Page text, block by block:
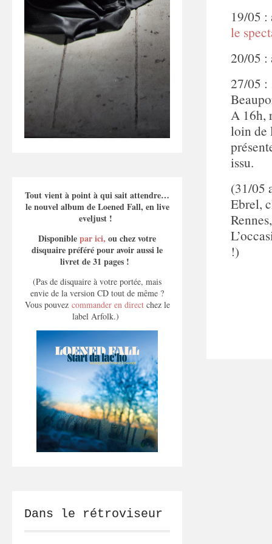
Tout vient à point à qui sait attendre…
le nouvel album de Loened Fall, en live
eveljust !
Disponiblepar ici, ou chez votre
disquaire préféré pour avoir aussi le
livret de 31 pages !
(Pas de disquaire à votre portée, mais
envie de la version CD tout de même ?
Vous pouvezcommander en directchez le
label Arfolk.)
Dans le rétroviseur
19/05
le
20/05 :
27/05 :
A 16h,
loin de
issu.
(31/05
Ebrel,
!)